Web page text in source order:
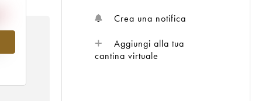
Crea una notifica
Aggiungi alla tua
cantina virtuale